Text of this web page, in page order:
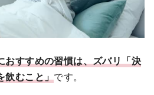
おすすめの習慣は、ズバリ「決
むこと」 です。